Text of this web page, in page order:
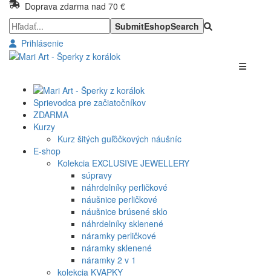
Doprava zdarma nad 70 €
Prihlásenie
Sprievodca pre začiatočníkov
ZDARMA
Kurzy
Kurz šitých guľôčkových náušníc
E-shop
Kolekcia EXCLUSIVE JEWELLERY
súpravy
náhrdelníky perličkové
náušnice perličkové
náušnice brúsené sklo
náhrdelníky sklenené
náramky perličkové
náramky sklenené
náramky 2 v 1
kolekcia KVAPKY